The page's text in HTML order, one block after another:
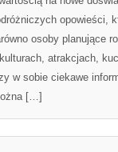
opowieści,
osoby planujące
atrakcjach,
w sobie ciekawe
[…]